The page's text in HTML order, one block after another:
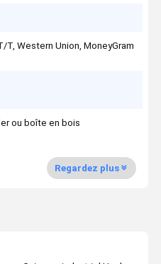
T, Western Union, MoneyGram
ou boîte en bois
Regardez plus